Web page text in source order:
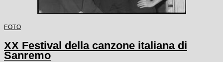
FOTO
XX Festival della canzone italiana di
Sanremo